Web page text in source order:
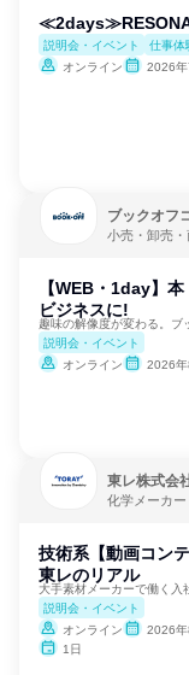
説明会・イベント
仕事体
オンライン
2026年
ブックオフ
小売・卸売・
【WEB・1day】
ビジネスに!
説明会・イベント
オンライン
2026年
東レ株式会
化学メーカー
技術系【動画コン
東レのリアル
大手素材メーカーで働く入
説明会・イベント
オンライン
2026年
1日